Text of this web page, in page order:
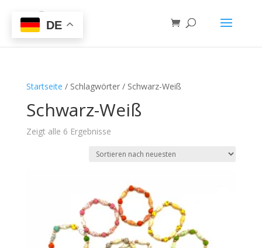
Startseite / Schlagwörter / Schwarz-Weiß
Schwarz-Weiß
Zeigt alle 6 Ergebnisse
DE